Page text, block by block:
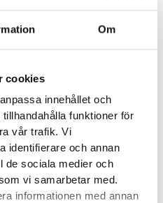
Om
cookies
innehållet och
funktioner för
vår trafik. Vi
identifierare och annan
de sociala medier och
vi samarbetar med.
informationen med annan
kontakta din närmstabutik.
höga
28 mm